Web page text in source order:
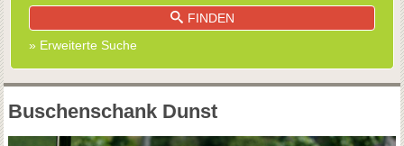
FINDEN
» Erweiterte Suche
Buschenschank Dunst